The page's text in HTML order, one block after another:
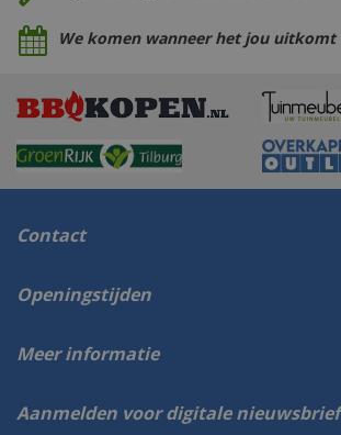
We komen wanneer het jou uitkomt
Contact
Openingstijden
Meer informatie
Aanmelden voor digitale nieuwsbrief